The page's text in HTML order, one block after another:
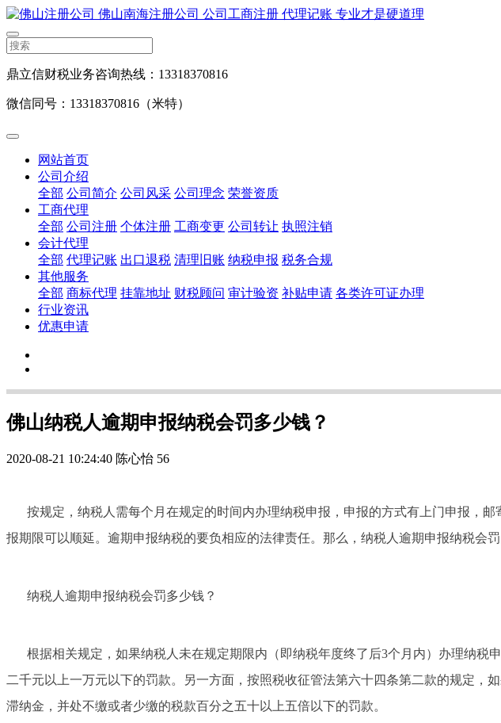
鼎立信财税业务咨询热线：13318370816
微信同号：13318370816（米特）
网站首页
公司介绍
全部 公司简介 公司风采 公司理念 荣誉资质
工商代理
全部 公司注册 个体注册 工商变更 公司转让 执照注销
会计代理
全部 代理记账 出口退税 清理旧账 纳税申报 税务合规
其他服务
全部 商标代理 挂靠地址 财税顾问 审计验资 补贴申请 各类许可证办理
行业资讯
优惠申请
佛山纳税人逾期申报纳税会罚多少钱？
2020-08-21 10:24:40 陈心怡 56
按规定，纳税人需每个月在规定的时间内办理纳税申报，申报的方式有上门申报，
报期限可以顺延。逾期申报纳税的要负相应的法律责任。那么，纳税人逾期申报纳税会
纳税人逾期申报纳税会罚多少钱？
根据相关规定，如果纳税人未在规定期限内（即纳税年度终了后3个月内）办理纳
二千元以上一万元以下的罚款。另一方面，按照税收征管法第六十四条第二款的规定，
滞纳金，并处不缴或者少缴的税款百分之五十以上五倍以下的罚款。